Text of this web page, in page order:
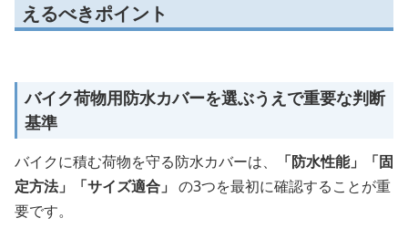
えるべきポイント
バイク荷物用防水カバーを選ぶうえで重要な判断
基準
バイクに積む荷物を守る防水カバーは、
「防水性能」「固
定方法」「サイズ適合」 の3つを最初に確認することが重
要です。